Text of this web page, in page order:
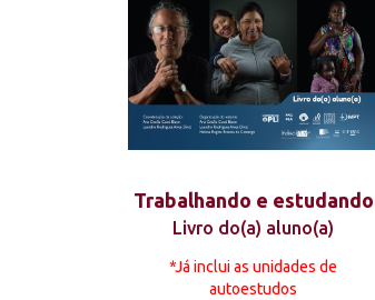
Trabalhando e estudando
Livro do(a) aluno(a)
*Já inclui as unidades de
autoestudos